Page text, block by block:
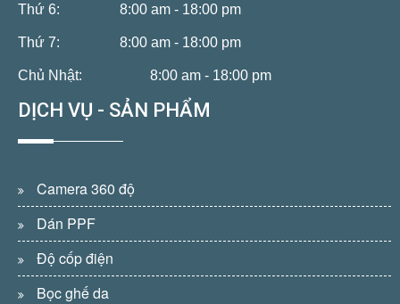
Thứ 6: 8:00 am - 18:00 pm
Thứ 7: 8:00 am - 18:00 pm
Chủ Nhật: 8:00 am - 18:00 pm
DỊCH VỤ - SẢN PHẨM
Camera 360 độ
Dán PPF
Độ cốp điện
Bọc ghế da